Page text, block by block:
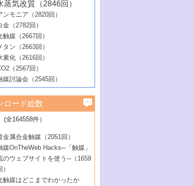
属使用量低減に向けた自動車排
化触媒の開発
123回触媒討論会（2019年・大阪
アルカンの有効利用のための触
119回触媒討論会（2017年・首都
）
～（1）
研究の最先端～とびたて若き研究
～（2）
研究の最先端～とびたて若き研究
（3）
ニクス材料と燃料電池・電解合成
の研究動向
回触媒討論会（2016年・大阪府
ード触媒上での燃料直接改質技術
シェル構造の制御による触媒機能
触媒およびその周辺技術の最近の
シート
115回触媒討論会（2015年・成蹊大
光合成に向けた近年のアプローチ
用熱エネルギーの有効活用に貢献
技術
オキソメタレート
回触媒討論会（2014年・ロワジ
ル豊橋）
ングラジカル重合の最近の動向
ガスの化学工業的展開に関する触
属触媒の精密構造制御とその活用
オマス化成品製造のための固体触
空間─吸着状態解析から新機能開拓
回触媒討論会（2013年・関西大
性多孔体の利用技術における最近
回触媒討論会
属低減技術の最新動向
属代替技術の最新動向
媒による物質変換反応の新展開
フェン
を利用する化成品合成の新潮流
2011年）
学から見る合金触媒の新展開
回触媒討論会
のその場観察法の進歩（１）
のその場観察法の進歩（２）
性結合の触媒的活性化による有機
い固体酸触媒技術
ライト合成における最近の進歩
2010年）
の劣化対策と長寿命触媒開発
回触媒討論会
構造が拓く新機能
サイトおよびその環境の精密な設
る触媒の高機能化
を有効に使うための技術
分子触媒による精密有機合成
能化ポリオレフィンに向けた重合
最近の進展
材料－熱い注目を集める材料－
回触媒討論会
浄化用光触媒の現状と課題
社会の実現に向けた水素製造・貯
進歩
2が関わる触媒・材料
可能社会実現のための触媒および
技術
2008年）
化学と学会のこの10年，半世紀，
来
回触媒討論会
を利用したユニークな表面構造の
能
会員による触媒研究の未来展望1：
回触媒討論会
・化学反応における計算化学の進
2007年）
ッ素化合物の合成と触媒
回触媒討論会
的ファインケミカル合成プロセス
る触媒
な物質，あんな物質―新たな触媒
性―
結晶の化学』を活かした触媒研究
2006年）
酸触媒の最近の進歩
回触媒討論会
ング重合触媒の最近の展開
製造・貯蔵のための触媒技術の新
回触媒討論会
化学品製造の触媒技術
の触媒担体とその効果
回触媒討論会
解用光触媒材料
分解分光の進歩と応用
回触媒討論会
2004年）
酸化反応触媒の最前線
回触媒討論会
エネルギー場の触媒反応
内における金属の触媒作用
インケミカルズの展開に寄与する
2003年）
この触媒が良いのか？
回触媒討論会
の自動車排ガス処理技術
研究の現状と将来─第90回触媒討論
2002年）
制御された触媒の化学
回触媒討論会
を利用した電気化学の新展開
2001年）
ーンケミストリーと触媒
回触媒討論会特集号
2000年）
反応工学の明日を拓く
1999年）
蒸気改質（2846回）
ンモニア（2820回）
金（2782回）
触媒（2667回）
タン（2663回）
素化（2616回）
（2567回）
媒討論会（2545回）
ロード総数
(全164558件）
金属合金触媒（2051回）
媒OnTheWeb Hacks─「触媒」
のウェブサイトを使う─（1659
）
触媒はどこまでわかったか